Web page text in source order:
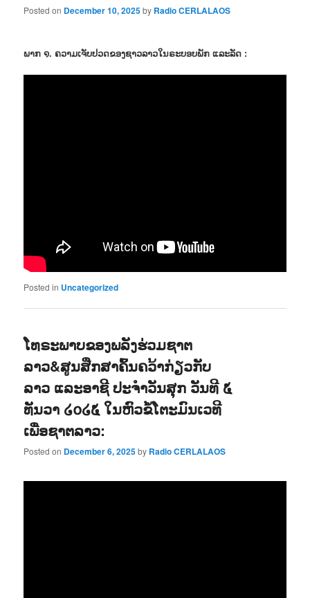
Posted on December 10, 2025by Radio CERLALAOS
ພາກ ໑. ຄວາມເຈັບປວດຂອງຊາວລາວໃນຣະບອບພັກ ແລະລັດ :
Posted in Uncategorized
ໂທຣະພາບຂອງພລັງຮ່ວມຊາຕ
ລາວ&ສູນສືກສາຄົ້ນຄວ້າກ່ຽວກັບ
ລາວ ແລະອາຊີ ປະຈຳວັນສຸກ ວັນທີ ໕
ທັນວາ ໒໐໒໕ ໃນຫົວຂໍ້ໂຕະມົນເວທີ
ເພື່ອຊາຕລາວ:
Posted on December 6, 2025by Radio CERLALAOS